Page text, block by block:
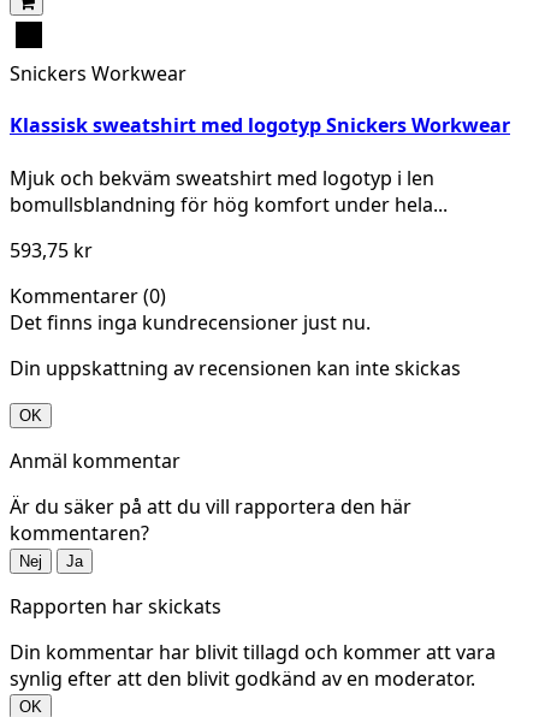
Snickers Workwear
Klassisk sweatshirt med logotyp Snickers Workwear
Mjuk och bekväm sweatshirt med logotyp i len
bomullsblandning för hög komfort under hela...
593,75 kr
Kommentarer (0)
Det finns inga kundrecensioner just nu.
Din uppskattning av recensionen kan inte skickas
OK
Anmäl kommentar
Är du säker på att du vill rapportera den här
kommentaren?
Nej Ja
Rapporten har skickats
Din kommentar har blivit tillagd och kommer att vara
synlig efter att den blivit godkänd av en moderator.
OK